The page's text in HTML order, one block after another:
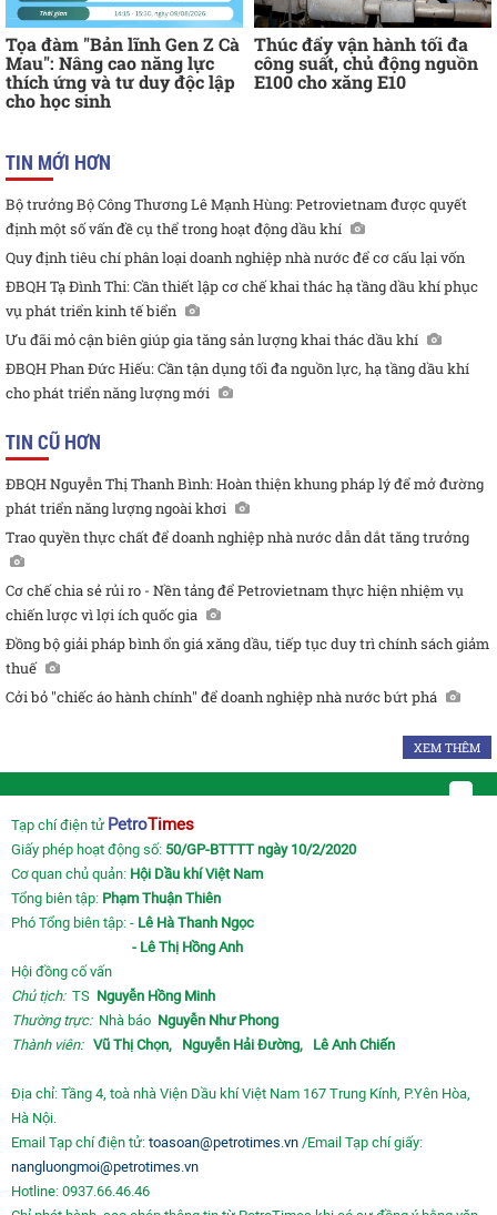
Tọa đàm "Bản lĩnh Gen Z Cà
Mau": Nâng cao năng lực
thích ứng và tư duy độc lập
cho học sinh
Thúc đẩy vận hành tối đa
công suất, chủ động nguồn
E100 cho xăng E10
TIN MỚI HƠN
Bộ trưởng Bộ Công Thương Lê Mạnh Hùng: Petrovietnam được quyết
định một số vấn đề cụ thể trong hoạt động dầu khí
Quy định tiêu chí phân loại doanh nghiệp nhà nước để cơ cấu lại vốn
ĐBQH Tạ Đình Thi: Cần thiết lập cơ chế khai thác hạ tầng dầu khí phục
vụ phát triển kinh tế biển
Ưu đãi mỏ cận biên giúp gia tăng sản lượng khai thác dầu khí
ĐBQH Phan Đức Hiếu: Cần tận dụng tối đa nguồn lực, hạ tầng dầu khí
cho phát triển năng lượng mới
TIN CŨ HƠN
ĐBQH Nguyễn Thị Thanh Bình: Hoàn thiện khung pháp lý để mở đường
phát triển năng lượng ngoài khơi
Trao quyền thực chất để doanh nghiệp nhà nước dẫn dắt tăng trưởng
Cơ chế chia sẻ rủi ro - Nền tảng để Petrovietnam thực hiện nhiệm vụ
chiến lược vì lợi ích quốc gia
Đồng bộ giải pháp bình ổn giá xăng dầu, tiếp tục duy trì chính sách giảm
thuế
Cởi bỏ "chiếc áo hành chính" để doanh nghiệp nhà nước bứt phá
XEM THÊM
Tạp chí điện tử PetroTimes
Giấy phép hoạt động số: 50/GP-BTTTT ngày 10/2/2020
Cơ quan chủ quản: Hội Dầu khí Việt Nam
Tổng biên tập: Phạm Thuận Thiên
Phó Tổng biên tập: - Lê Hà Thanh Ngọc
- Lê Thị Hồng Anh
Hội đồng cố vấn
Chủ tịch:TS Nguyễn Hồng Minh
Thường trực: Nhà báo Nguyễn Như Phong
Thành viên: Vũ Thị Chọn, Nguyễn Hải Đường, Lê Anh Chiến
Địa chỉ: Tầng 4, toà nhà Viện Dầu khí Việt Nam 167 Trung Kính, P.Yên Hòa,
Hà Nội.
Email Tạp chí điện tử: toasoan@petrotimes.vn /Email Tạp chí giấy:
nangluongmoi@petrotimes.vn
Hotline: 0937.66.46.46